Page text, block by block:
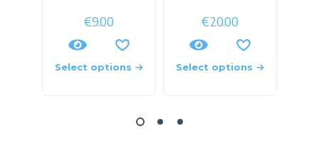
€9.00
Select options
€20.00
Select options